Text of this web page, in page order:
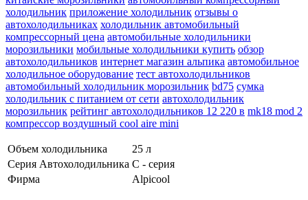
холодильник приложение холодильник отзывы о
автохолодильниках холодильник автомобильный
компрессорный цена автомобильные холодильники
морозильники мобильные холодильники купить обзор
автохолодильников интернет магазин альпика автомобильное
холодильное оборудование тест автохолодильников
автомобильный холодильник морозильник bd75 сумка
холодильник с питанием от сети автохолодильник
морозильник рейтинг автохолодильников 12 220 в mk18 mod 2
компрессор воздушный cool aire mini
Объем холодильника
25 л
Серия Автохолодильника С - серия
Фирма
Alpicool